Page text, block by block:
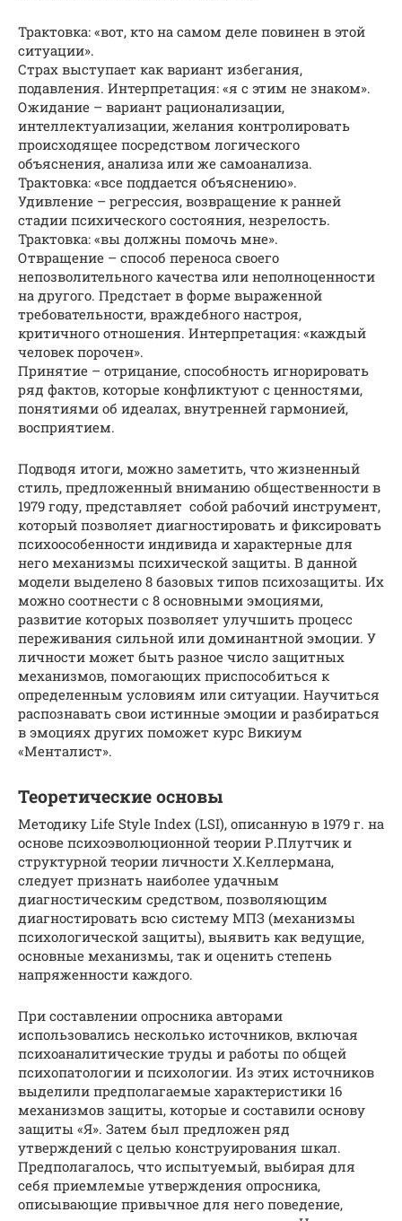
Трактовка: «вот, кто на самом деле повинен в этой
ситуации».
Страх выступает как вариант избегания,
подавления. Интерпретация: «я с этим не знаком».
Ожидание – вариант рационализации,
интеллектуализации, желания контролировать
происходящее посредством логического
объяснения, анализа или же самоанализа.
Трактовка: «все поддается объяснению».
Удивление – регрессия, возвращение к ранней
стадии психического состояния, незрелость.
Трактовка: «вы должны помочь мне».
Отвращение – способ переноса своего
непозволительного качества или неполноценности
на другого. Предстает в форме выраженной
требовательности, враждебного настроя,
критичного отношения. Интерпретация: «каждый
человек порочен».
Принятие – отрицание, способность игнорировать
ряд фактов, которые конфликтуют с ценностями,
понятиями об идеалах, внутренней гармонией,
восприятием.
Подводя итоги, можно заметить, что жизненный
стиль, предложенный вниманию общественности в
1979 году, представляет собой рабочий инструмент,
который позволяет диагностировать и фиксировать
психоособенности индивида и характерные для
него механизмы психической защиты. В данной
модели выделено 8 базовых типов психозащиты. Их
можно соотнести с 8 основными эмоциями,
развитие которых позволяет улучшить процесс
переживания сильной или доминантной эмоции. У
личности может быть разное число защитных
механизмов, помогающих приспособиться к
определенным условиям или ситуации. Научиться
распознавать свои истинные эмоции и разбираться
в эмоциях других поможет курс Викиум
«Менталист».
Теоретические основы
Методику Life Style Index (LSI), описанную в 1979 г. на
основе психоэволюционной теории Р.Плутчик и
структурной теории личности Х.Келлермана,
следует признать наиболее удачным
диагностическим средством, позволяющим
диагностировать всю систему МПЗ (механизмы
психологической защиты), выявить как ведущие,
основные механизмы, так и оценить степень
напряженности каждого.
При составлении опросника авторами
использовались несколько источников, включая
психоаналитические труды и работы по общей
психопатологии и психологии. Из этих источников
выделили предполагаемые характеристики 16
механизмов защиты, которые и составили основу
защиты «Я». Затем был предложен ряд
утверждений с целью конструирования шкал.
Предполагалось, что испытуемый, выбирая для
себя приемлемые утверждения опросника,
описывающие привычное для него поведение,